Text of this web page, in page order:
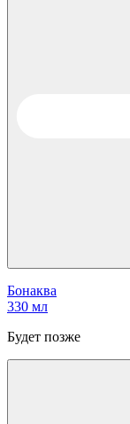
Бонаква
330 мл
Будет позже